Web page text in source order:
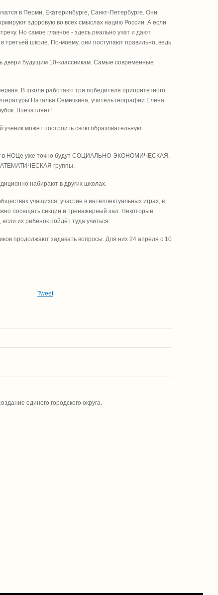
в Перми, Екатеринбурге, Санкт-Петербурге. Они
здоровую во всех смыслах нацию России. А если
Но самое главное - здесь реально учат и дают
третьей школе. По-моему, они поступают правильно, ведь
двери будущим 10-классникам. Самые современные
В школе работают три победителя приоритетного
Наталья Семечкина, учитель географии Елена
Впечатляет!
ученик может построить свою образовательную
в НОЦе уже точно будут СОЦИАЛЬНО-ЭКОНОМИЧЕСКАЯ,
группы.
набирают в других школах.
учащихся, участие в интеллектуальных играх, в
посещать секции и тренажерный зал. Некоторые
их ребёнок пойдёт туда учиться.
продолжают задавать вопросы. Для них 24 апреля с 10
Tweet
единого городского округа.